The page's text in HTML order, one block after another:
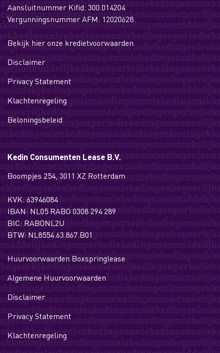
Aansluitnummer Kifid: 300.014204
Vergunningsnummer AFM: 12020628
Bekijk hier onze kredietvoorwaarden
Disclaimer
Privacy Statement
Klachtenregeling
Beloningsbeleid
Kedin Consumenten Lease B.V.
Boompjes 254, 3011 XZ Rotterdam
KVK: 63946084
IBAN: NL05 RABO 0308 294 289
BIC: RABONL2U
BTW: NL8554.63.867.B01
Huurvoorwaarden Boxspringlease
Algemene Huurvoorwaarden
Disclaimer
Privacy Statement
Klachtenregeling